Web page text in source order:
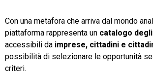
Con una metafora che arriva dal mondo
piattaforma rappresenta un catalogo
accessibili da imprese, cittadini e
possibilità di selezionare le opportunità
criteri.